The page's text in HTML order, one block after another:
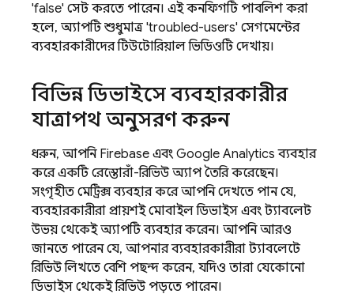
'false' সেট করতে পারেন। এই কনফিগটি পাবলিশ করা
হলে, অ্যাপটি শুধুমাত্র 'troubled-users' সেগমেন্টের
ব্যবহারকারীদের টিউটোরিয়াল ভিডিওটি দেখায়।
বিভিন্ন ডিভাইসে ব্যবহারকারীর
যাত্রাপথ অনুসরণ করুন
ধরুন, আপনি Firebase এবং Google Analytics ব্যবহার
করে একটি রেস্তোরাঁ-রিভিউ অ্যাপ তৈরি করেছেন।
সংগৃহীত মেট্রিক্স ব্যবহার করে আপনি দেখতে পান যে,
ব্যবহারকারীরা প্রায়শই মোবাইল ডিভাইস এবং ট্যাবলেট
উভয় থেকেই অ্যাপটি ব্যবহার করেন। আপনি আরও
জানতে পারেন যে, আপনার ব্যবহারকারীরা ট্যাবলেটে
রিভিউ লিখতে বেশি পছন্দ করেন, যদিও তারা যেকোনো
ডিভাইস থেকেই রিভিউ পড়তে পারেন।